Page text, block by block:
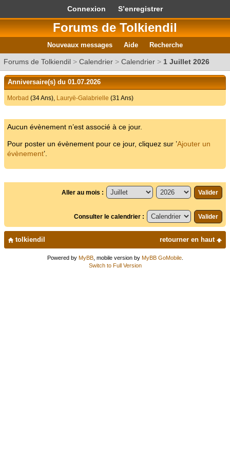
Connexion S’enregistrer
Forums de Tolkiendil
Nouveaux messages Aide Recherche
Forums de Tolkiendil > Calendrier > Calendrier > 1 Juillet 2026
Anniversaire(s) du 01.07.2026
Morbad (34 Ans), Lauryë-Galabrielle (31 Ans)
Aucun évènement n’est associé à ce jour.
Pour poster un évènement pour ce jour, cliquez sur ’Ajouter un
évènement’.
Aller au mois :
Consulter le calendrier :
retourner en haut
tolkiendil
Powered by MyBB, mobile version by MyBB GoMobile.
Switch to Full Version